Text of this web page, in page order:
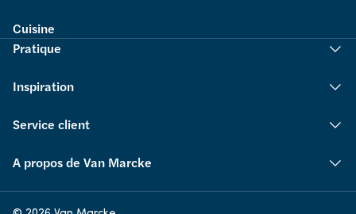
Cuisine
Pratique
Inspiration
Service client
A propos de Van Marcke